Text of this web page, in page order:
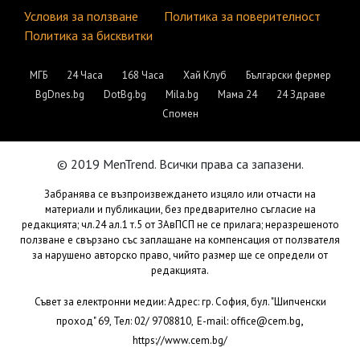
Условия за ползване
Политика за поверителност
Политика за бисквитки
МГБ 24 Часа 168 Часа Хай Клуб
Български фермер
BgDnes.bg
DotBg.bg Mila.bg Мама 24
24 Здраве
Спомен
© 2019 MenTrend. Всички права са запазени.
Забранява се възпроизвеждането изцяло или отчасти на
материали и публикации, без предварително съгласие на
редакцията; чл.24 ал.1 т.5 от ЗАвПСП не се прилага; неразрешеното
ползване е свързано със заплащане на компенсация от ползвателя
за нарушено авторско право, чийто размер ще се определи от
редакцията.
Съвет за електронни медии: Адрес: гр. София, бул. "Шипченски
проход" 69, Тел: 02/ 9708810, E-mail:office@cem.bg,
https://www.cem.bg/